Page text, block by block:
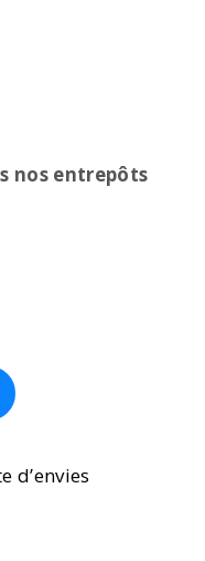
nos entrepôts
d’envies